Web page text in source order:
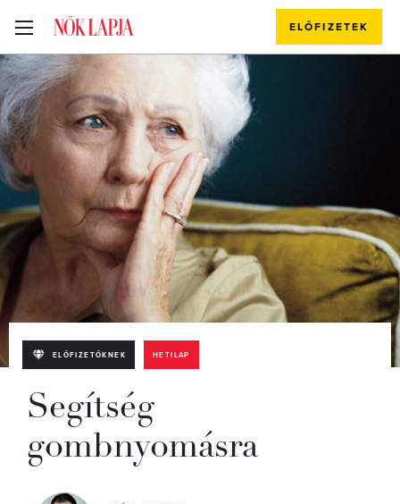
ELŐFIZETEK
ELŐFIZETŐKNEK HETILAP
Segítség
gombnyomásra